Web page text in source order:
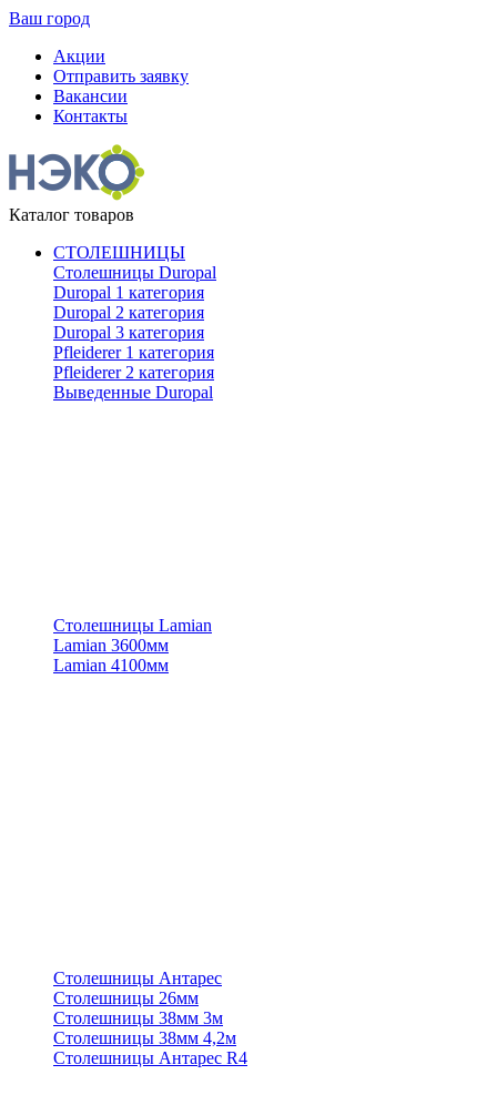
Ваш город
Акции
Отправить заявку
Вакансии
Контакты
Каталог товаров
СТОЛЕШНИЦЫ
Столешницы Duropal
Duropal 1 категория
Duropal 2 категория
Duropal 3 категория
Pfleiderer 1 категория
Pfleiderer 2 категория
Выведенные Duropal
Столешницы Lamian
Lamian 3600мм
Lamian 4100мм
Столешницы Антарес
Столешницы 26мм
Столешницы 38мм 3м
Столешницы 38мм 4,2м
Столешницы Антарес R4